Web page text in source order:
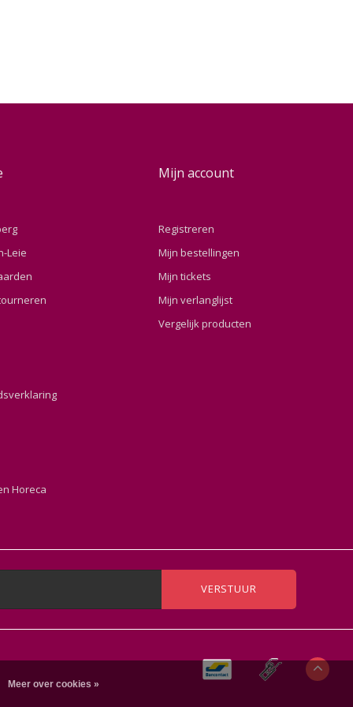
Leie
Horeca
Mijn account
Registreren
Mijn bestellingen
Mijn tickets
Mijn verlanglijst
Vergelijk producten
VERSTUUR
Meer over cookies »